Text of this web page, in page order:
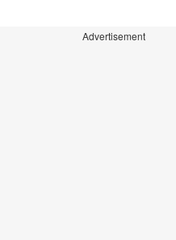
Advertisement